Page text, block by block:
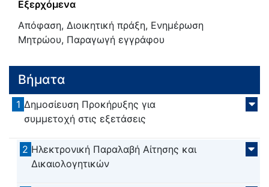
Εξερχόμενα
Απόφαση, Διοικητική πράξη, Ενημέρωση
Μητρώου, Παραγωγή εγγράφου
Βήματα
1 Δημοσίευση Προκήρυξης για
συμμετοχή στις εξετάσεις
2 Ηλεκτρονική Παραλαβή Αίτησης και
Δικαιολογητικών